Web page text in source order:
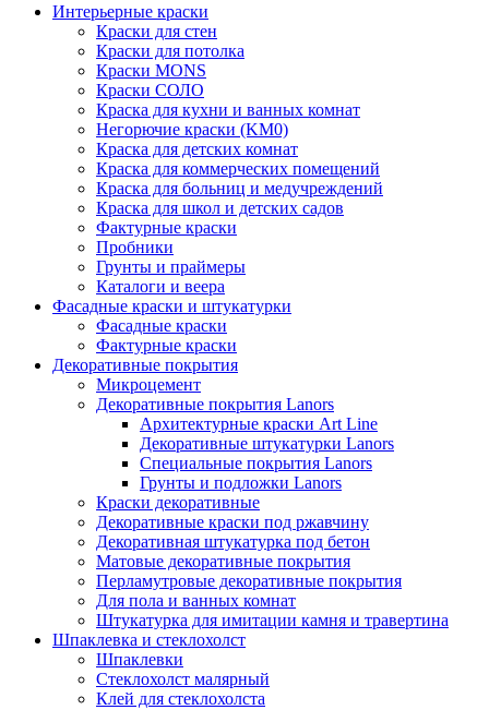
Интерьерные краски
Краски для стен
Краски для потолка
Краски MONS
Краски СОЛО
Краска для кухни и ванных комнат
Негорючие краски (KM0)
Краска для детских комнат
Краска для коммерческих помещений
Краска для больниц и медучреждений
Краска для школ и детских садов
Фактурные краски
Пробники
Грунты и праймеры
Каталоги и веера
Фасадные краски и штукатурки
Фасадные краски
Фактурные краски
Декоративные покрытия
Микроцемент
Декоративные покрытия Lanors
Архитектурные краски Art Line
Декоративные штукатурки Lanors
Специальные покрытия Lanors
Грунты и подложки Lanors
Краски декоративные
Декоративные краски под ржавчину
Декоративная штукатурка под бетон
Матовые декоративные покрытия
Перламутровые декоративные покрытия
Для пола и ванных комнат
Штукатурка для имитации камня и травертина
Шпаклевка и стеклохолст
Шпаклевки
Стеклохолст малярный
Клей для стеклохолста